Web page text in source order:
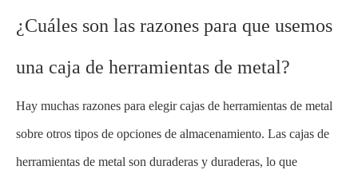
¿Cuáles son las razones para que usemos
una caja de herramientas de metal?
Hay muchas razones para elegir cajas de herramientas de metal
sobre otros tipos de opciones de almacenamiento. Las cajas de
herramientas de metal son duraderas y duraderas, lo que